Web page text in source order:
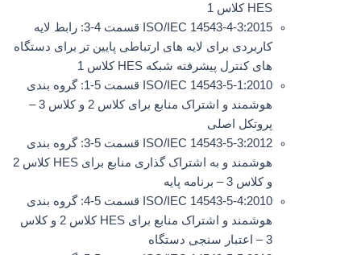
HES کلاس 1
ISO/IEC 14543-4-3:2015 قسمت 4-3: رابط لایه
کاربردی برای لایه های ارتباطی پایین تر برای دستگاه
های کنترل پیشرفته شبکه HES کلاس 1
ISO/IEC 14543-5-1:2010 قسمت 5-1: گروه بندی
هوشمند و اشتراک منابع برای کلاس 2 و کلاس 3 –
پروتکل اصلی
ISO/IEC 14543-5-3:2012 قسمت 5-3: گروه بندی
هوشمند و به اشتراک گذاری منابع برای HES کلاس 2
و کلاس 3 – برنامه پایه
ISO/IEC 14543-5-4:2010 قسمت 5-4: گروه بندی
هوشمند و اشتراک منابع برای HES کلاس 2 و کلاس
3 – اعتبار سنجی دستگاه